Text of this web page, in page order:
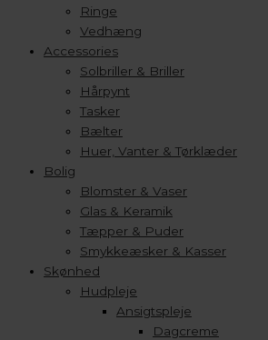
Ringe
Vedhæng
Accessories
Solbriller & Briller
Hårpynt
Tasker
Bælter
Huer, Vanter & Tørklæder
Bolig
Blomster & Vaser
Glas & Keramik
Tæpper & Puder
Smykkeæsker & Kasser
Skønhed
Hudpleje
Ansigtspleje
Dagcreme